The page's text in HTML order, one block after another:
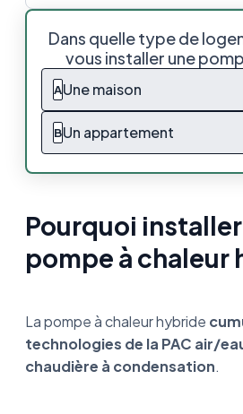
Dans quelle type de
vous installer une
AUne maison
BUn appartement
Pourquoi
pompe à chaleur
La pompe à chaleur hybride
technologies de la PAC air/
chaudière à condensation.
hybride ?
Comment fonctionne une
Dans quel cas peut-on
chaleur hybride ?
Installer une pompe à chaleur
qu’il faut retenir